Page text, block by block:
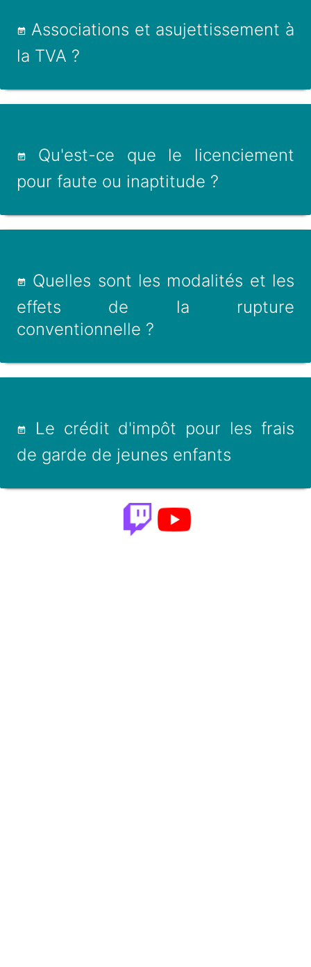
Associations et asujettissement à
la TVA ?
Qu'est-ce que le licenciement
pour faute ou inaptitude ?
Quelles sont les modalités et les
effets de la rupture
conventionnelle ?
Le crédit d'impôt pour les frais
de garde de jeunes enfants